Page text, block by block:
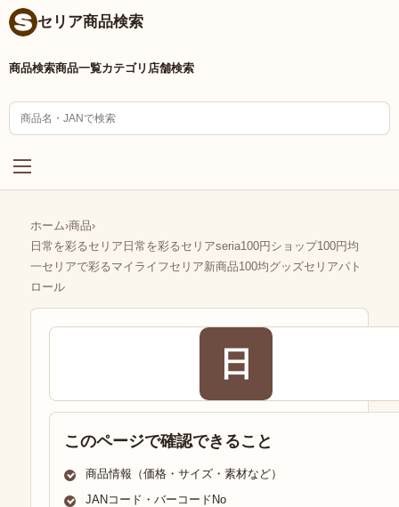
セリア商品検索
商品検索商品一覧カテゴリ 店舗検索
ホーム›商品›
日常を彩るセリア日常を彩るセリアseria100円ショップ100円均
一セリアで彩るマイライフセリア新商品100均グッズセリアパト
ロール
日
このページで確認できること
商品情報（価格・サイズ・素材など）
JANコード・バーコードNo